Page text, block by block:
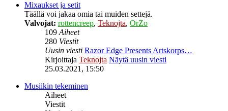
Mixaukset ja setit
Täällä voi jakaa omia tai muiden settejä.
Valvojat: rottencreep, Teknojta, OrZo
109Aiheet
280 Viestit
Uusin viesti Razor Edge Presents Artskorps…
Kirjoittaja Teknojta Näytä uusin viesti
25.03.2021, 15:50
Musiikin tekeminen
Aiheet
Viestit